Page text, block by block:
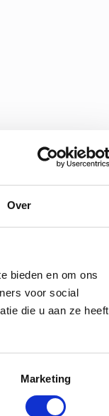
Over
bieden en om ons
voor social
die u aan ze heeft
Marketing